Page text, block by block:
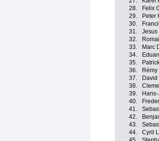
28.
Felix
29.
Peter
30.
31.
Jesus
32.
33.
Marc
34.
35.
36.
37.
38.
39.
40.
41.
42.
43.
44.
Cyril